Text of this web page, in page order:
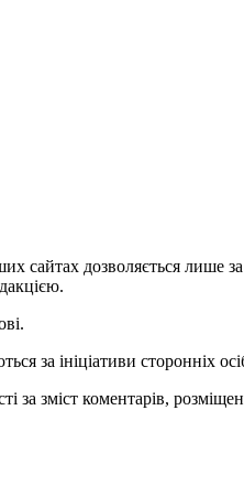
сайтах дозволяється лише
за ініціативи сторонніх
за зміст коментарів,